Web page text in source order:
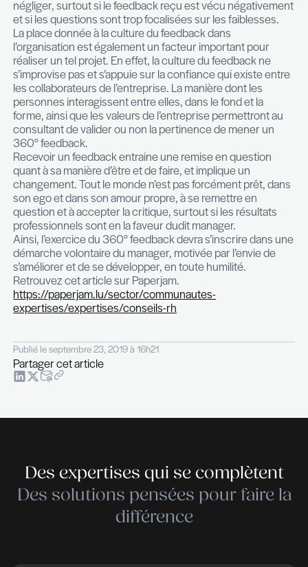
Et après ?
La restitution du rapport permet de débriefer
et d’identifier les axes de développement
souhaite travailler le manager. Il en résultera la
place d’un programme de développement
toujours en collaboration avec la personne
se déroulera sur plusieurs mois.
La réussite d’un tel programme repose en
qualité du questionnaire en lui-même qui doit
l’entreprise. Le risque de créer une culture
comme le ressentiment, la colère ou la peur n’est
négliger, surtout si le feedback reçu est vécu
et si les questions sont trop focalisées sur les
La place donnée à la culture du feedback dans
l’organisation est également un facteur
réaliser un tel projet. En effet, la culture du
s’improvise pas et s’appuie sur la confiance qui
les collaborateurs de l’entreprise. La manière
personnes interagissent entre elles, dans le fond
forme, ainsi que les valeurs de l’entreprise
consultant de valider ou non la pertinence de
360° feedback.
changement. Tout le monde n’est pas forcément
professionnels sont en la faveur dudit manager.
Ainsi, l’exercice du 360° feedback devra
démarche volontaire du manager, motivée par
s’améliorer et de se développer, en toute humilité.